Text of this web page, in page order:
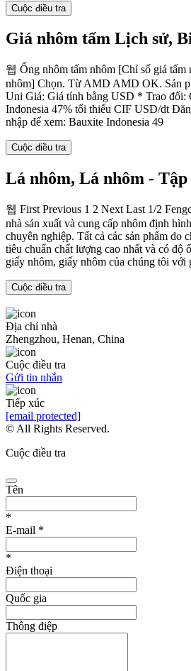
Cuộc điều tra
Giá nhôm tấm Lịch sử,
웹 Ống nhôm tấm nhôm [Chỉ số giá tấm
nhôm] Chọn. Từ AMD AMD OK. Sản
Uni Giá: Giá tính bằng USD * Trao đổi:
Indonesia 47% tối thiểu CIF USD/dt
nhập để xem: Bauxite Indonesia 49
Cuộc điều tra
Lá nhôm, Lá nhôm - Tập
웹 First Previous 1 2 Next Last 1/2
nhà sản xuất và cung cấp nhôm định
chuyên nghiệp. Tất cả các sản phẩm do
tiêu chuẩn chất lượng cao nhất và có độ
giấy nhôm, giấy nhôm của chúng tôi với
Cuộc điều tra
Địa chỉ nhà
Zhengzhou, Henan, China
Cuộc điều tra
Gửi tin nhắn
Tiếp xúc
[email protected]
© All Rights Reserved.
Cuộc điều tra
Tên
*
E-mail *
*
Điện thoại
Quốc gia
Thông điệp